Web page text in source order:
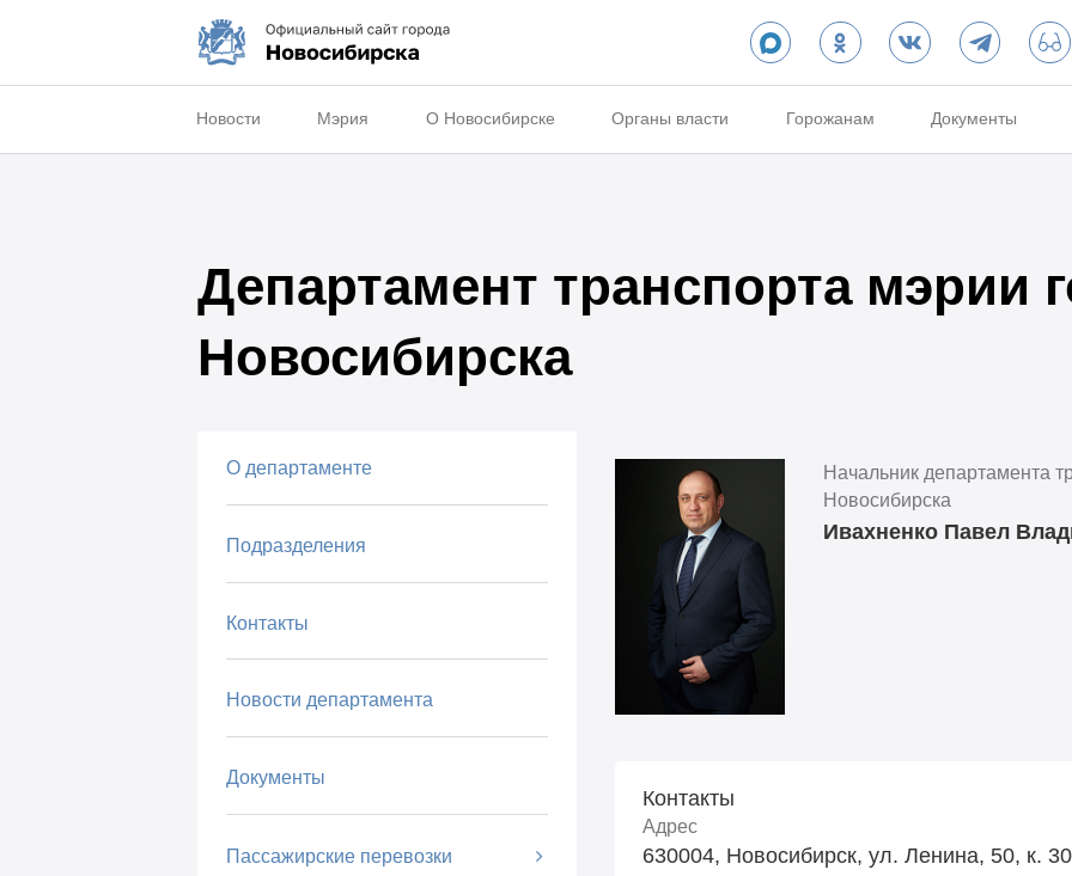
Новости Мэрия О Новосибирске Органы власти Горожанам Документы
Департамент транспорта мэрии
Новосибирска
О департаменте
Подразделения
Контакты
Новости департамента
Документы
Пассажирские перевозки
Начальник департамента
Новосибирска
Ивахненко Павел
Контакты
Адрес
630004, Новосибирск, ул. Ленина, 50, к.